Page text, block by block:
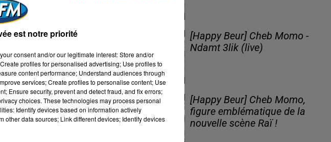
[Happy Beur] Cheb Momo -
Ndamt 3lik (live)
[Happy Beur] Cheb Momo,
figure emblématique de la
nouvelle scène Raï !
est notre priorité
consent and/or our legitimate interest: Store and/or
profiles for personalised advertising; Use profiles to
content performance; Understand audiences through
services; Create profiles to personalise content; Use
Ensure security, prevent and detect fraud, and fix errors;
choices. These technologies may process personal
Identify devices based on information actively
other data sources; Link different devices; Identify devices